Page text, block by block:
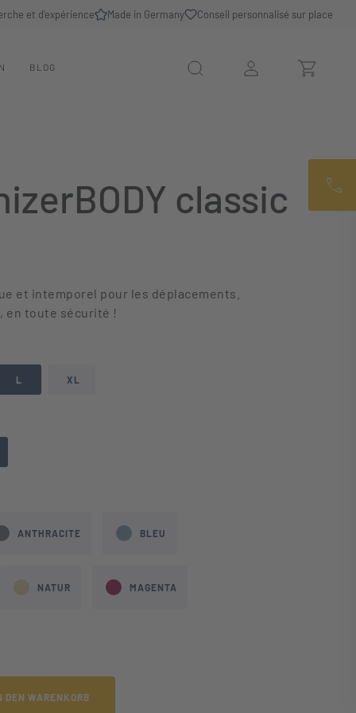
et d'expérience Made in Germany Conseil personnalisé sur place
BLOG
classic
et intemporel pour les déplacements.
en toute sécurité !
L XL
ANTHRACITE BLEU
NATUR MAGENTA
DEN WARENKORB